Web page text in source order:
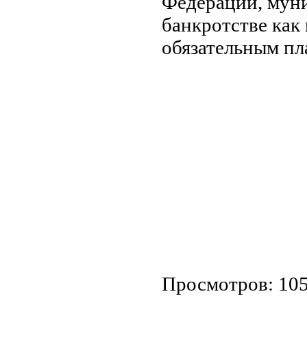
банкротстве
обязательным
Просмотров: